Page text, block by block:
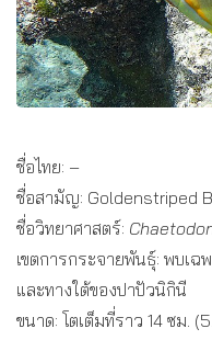
ชื่อไทย: –
ชื่อสามัญ: Goldenstriped
ชื่อวิทยาศาสตร์:
เขตการกระจายพันธุ์: พบเฉ
และทางใต้ของปาปัวนิกินี
ขนาด: โตเต็มที่ราว 14 ซม.